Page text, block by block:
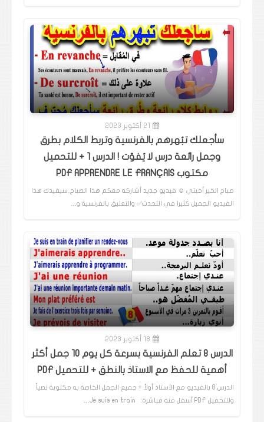
21 أكتوبر 2023
سأجعلك تبُهرهم بالفرنسية وتربط الكلام بطرق
وجمل رائعة درس لا يُفوّت ! الدرس 1 + للتحميل
مكتوب PDF APPRENDRE LE FRANÇAIS
صباح الخير أحبتي ☺️ فيديو جديد أشاركه معكم هذا الصباح..سيفيدك هذا
الفيديو الجميل كثيرا في التحدث✅️ والتعليق بالفرنسية و…
18 أكتوبر 2023
الدرس 8 تعلم الفرنسية بسرعة كل يوم 10 جمل أكثر
أهمية للحفظ مع الاستاذ بالنطق + للتحميل PDF
الدرس 8 بالفيديو مع الأستاذ أولاً + جميع الجمل الخاصة به مكتوبة نصياً
وللتحميل PDF أسفل منه مباشرة: Je suis en train…